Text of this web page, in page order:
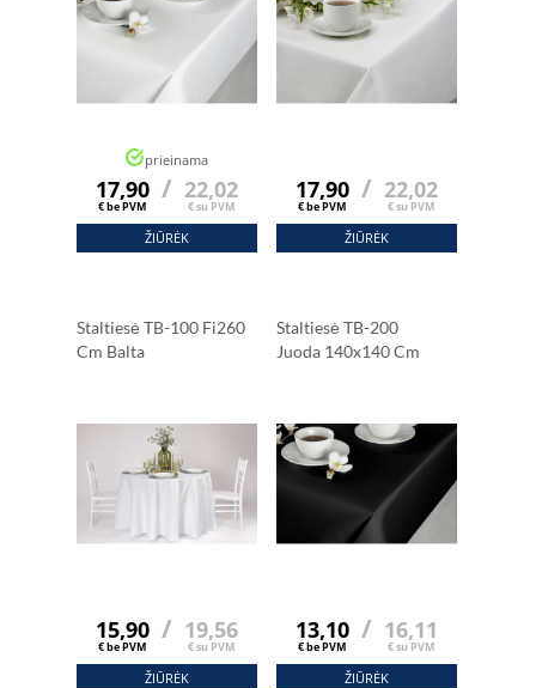
prieinama
17,90
€ be PVM
/ 22,02
€ su PVM
ŽIŪRĖK
17,90
€ be PVM
/ 22,02
€ su PVM
ŽIŪRĖK
Staltiesė TB-100 Fi260
Cm Balta
15,90
€ be PVM
/ 19,56
€ su PVM
ŽIŪRĖK
Staltiesė TB-200
Juoda 140x140 Cm
13,10
€ be PVM
/ 16,11
€ su PVM
ŽIŪRĖK